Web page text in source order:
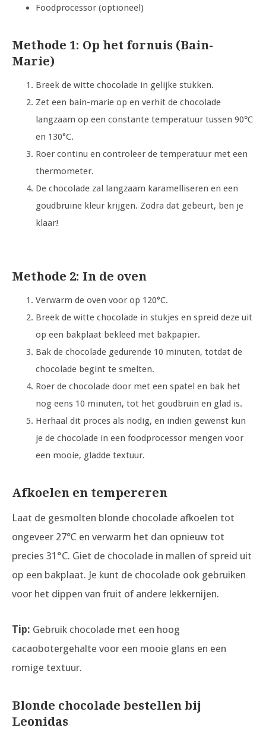
Foodprocessor (optioneel)
Methode 1: Op het fornuis (Bain-
Marie)
Breek de witte chocolade in gelijke stukken.
Zet een bain-marie op en verhit de chocolade
langzaam op een constante temperatuur tussen 90℃
en 130°C.
Roer continu en controleer de temperatuur met een
thermometer.
De chocolade zal langzaam karamelliseren en een
goudbruine kleur krijgen. Zodra dat gebeurt, ben je
klaar!
Methode 2: In de oven
Verwarm de oven voor op 120°C.
Breek de witte chocolade in stukjes en spreid deze uit
op een bakplaat bekleed met bakpapier.
Bak de chocolade gedurende 10 minuten, totdat de
chocolade begint te smelten.
Roer de chocolade door met een spatel en bak het
nog eens 10 minuten, tot het goudbruin en glad is.
Herhaal dit proces als nodig, en indien gewenst kun
je de chocolade in een foodprocessor mengen voor
een mooie, gladde textuur.
Afkoelen en tempereren
Laat de gesmolten blonde chocolade afkoelen tot
ongeveer 27℃ en verwarm het dan opnieuw tot
precies 31°C. Giet de chocolade in mallen of spreid uit
op een bakplaat. Je kunt de chocolade ook gebruiken
voor het dippen van fruit of andere lekkernijen.
Tip: Gebruik chocolade met een hoog
cacaobotergehalte voor een mooie glans en een
romige textuur.
Blonde chocolade bestellen bij
Leonidas